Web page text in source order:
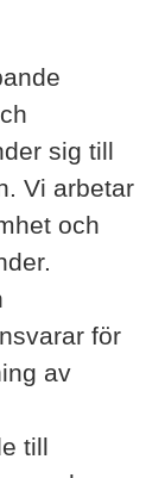
sig till
Vi arbetar
och
för
av
till